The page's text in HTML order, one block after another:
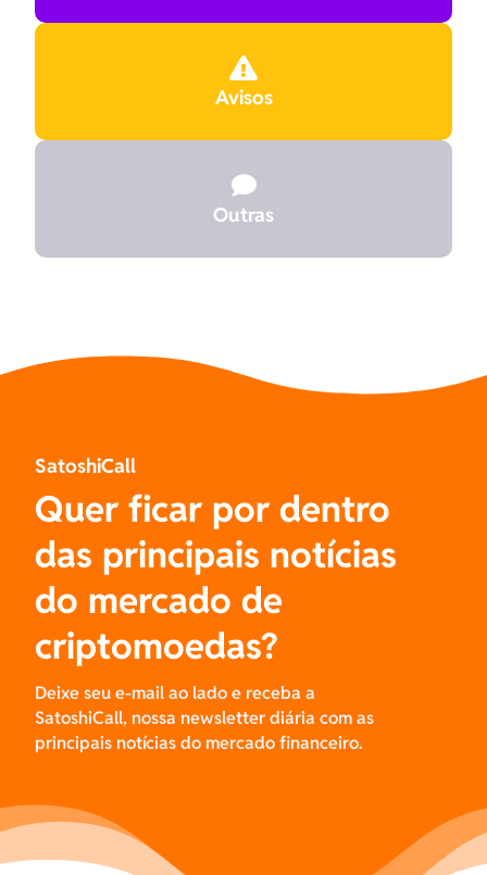

Avisos

Outras
SatoshiCall
Quer ficar por dentro
das principais notícias
do mercado de
criptomoedas?
Deixe seu e-mail ao lado e receba a
SatoshiCall, nossa newsletter diária com as
principais notícias do mercado financeiro.